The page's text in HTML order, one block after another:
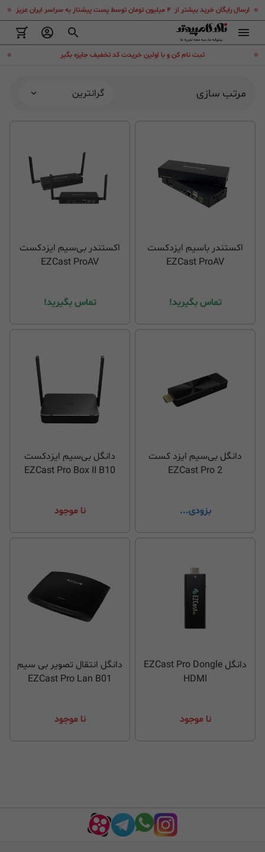
ارسال رایگان خرید بیشتر از ۴ میلیون تومان توسط پست پیشتاز به سراسر ایران عزیز
.
ثبت نام کن و با اولین خریدت کد تخفیف جایزه بگیر .
مرتب سازی گرانترین
اکستندر باسیم ایزدکست
EZCast ProAV
تماس بگیرید!
اکستندر بی‌سیم ایزدکست
EZCast ProAV
تماس بگیرید!
دانگل بی‌سیم ایزد کست
EZCast Pro 2
بزودی...
دانگل بی‌سیم ایزدکست
EZCast Pro Box II B10
نا موجود
دانگل EZCast Pro Dongle
HDMI
نا موجود
دانگل انتقال تصویر بی سیم
EZCast Pro Lan B01
نا موجود